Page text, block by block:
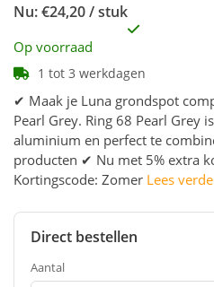
Nu: €24,20 / stuk
Op voorraad
1 tot 3 werkdagen
✔ Maak je Luna grondspot
Pearl Grey. Ring 68 Pearl Grey
aluminium en perfect te
producten ✔ Nu met 5% extra
Kortingscode: Zomer Lees
Direct bestellen
Aantal